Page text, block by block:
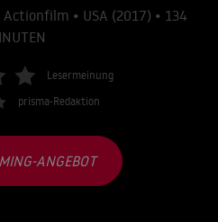
Actionfilm • USA (2017) • 134
Lesermeinung
prisma-Redaktion
ANGEBOT